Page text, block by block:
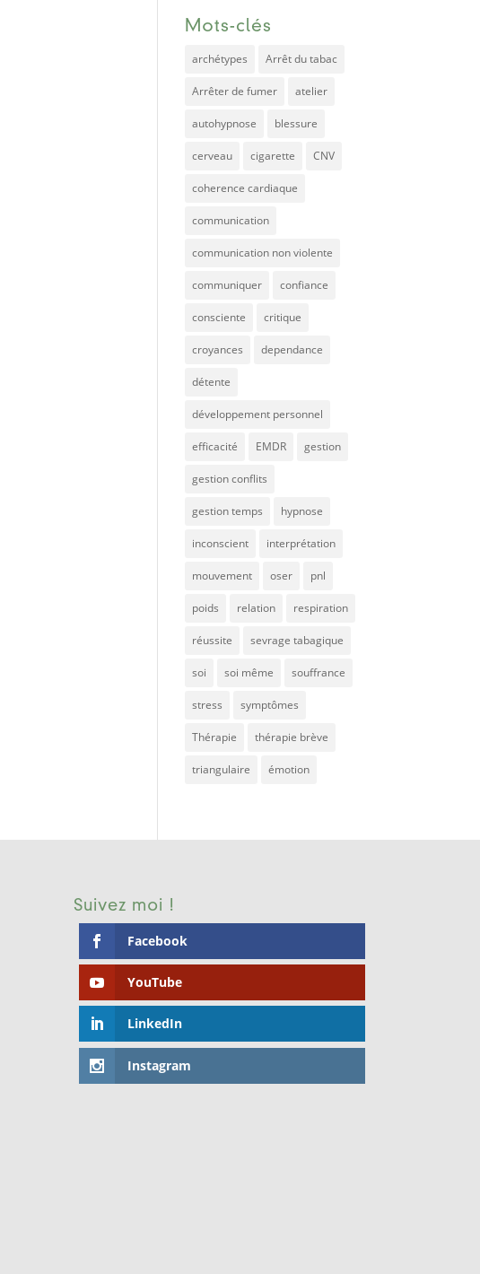
Mots-clés
archétypes Arrêt du tabac
Arrêter de fumer atelier
autohypnose blessure
cerveau cigarette CNV
coherence cardiaque
communication
communication non violente
communiquer confiance
consciente critique
croyances dependance
détente
développement personnel
efficacité EMDR gestion
gestion conflits
gestion temps hypnose
inconscient interprétation
mouvement oser pnl
poids relation respiration
réussite sevrage tabagique
soi soi même souffrance
stress symptômes
Thérapie thérapie brève
triangulaire émotion
Suivez moi !
Facebook
YouTube
LinkedIn
Instagram